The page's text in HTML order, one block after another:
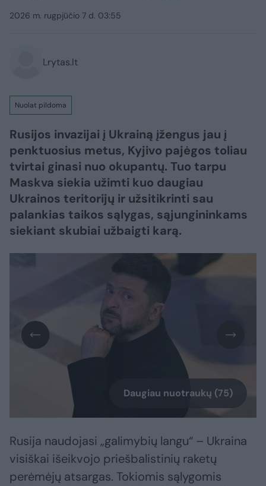
2026 m. rugpjūčio 7 d. 03:55
Lrytas.lt
Nuolat pildoma
Rusijos invazijai į Ukrainą įžengus jau į
penktuosius metus, Kyjivo pajėgos toliau
tvirtai ginasi nuo okupantų. Tuo tarpu
Maskva siekia užimti kuo daugiau
Ukrainos teritorijų ir užsitikrinti sau
palankias taikos sąlygas, sąjungininkams
siekiant skubiai užbaigti karą.​​​​​​​​​​​​​​​​​​​​​​​​​​​
Daugiau nuotraukų (75)
Rusija naudojasi „galimybių langu“ – Ukraina
visiškai išeikvojo priešbalistinių raketų
perėmėjų atsargas. Tokiomis sąlygomis